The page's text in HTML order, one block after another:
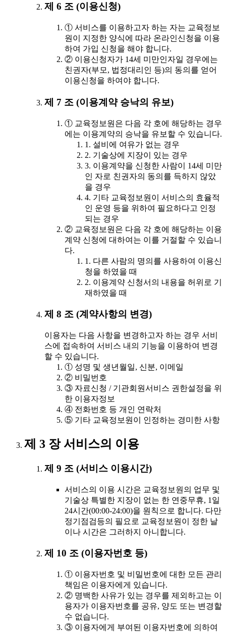
제 6 조 (이용신청)
① 서비스를 이용하고자 하는 자는 교육정보
원이 지정한 양식에 따라 온라인신청을 이용
하여 가입 신청을 해야 합니다.
② 이용신청자가 14세 미만인자일 경우에는
친권자(부모, 법정대리인 등)의 동의를 얻어
이용신청을 하여야 합니다.
제 7 조 (이용계약 승낙의 유보)
① 교육정보원은 다음 각 호에 해당하는 경우
에는 이용계약의 승낙을 유보할 수 있습니다.
1. 설비에 여유가 없는 경우
2. 기술상에 지장이 있는 경우
3. 이용계약을 신청한 사람이 14세 미만
인 자로 친권자의 동의를 득하지 않았
을 경우
4. 기타 교육정보원이 서비스의 효율적
인 운영 등을 위하여 필요하다고 인정
되는 경우
② 교육정보원은 다음 각 호에 해당하는 이용
계약 신청에 대하여는 이를 거절할 수 있습니
다.
1. 다른 사람의 명의를 사용하여 이용신
청을 하였을 때
2. 이용계약 신청서의 내용을 허위로 기
재하였을 때
제 8 조 (계약사항의 변경)
이용자는 다음 사항을 변경하고자 하는 경우 서비
스에 접속하여 서비스 내의 기능을 이용하여 변경
할 수 있습니다.
① 성명 및 생년월일, 신분, 이메일
② 비밀번호
③ 자료신청 / 기관회원서비스 권한설정을 위
한 이용자정보
④ 전화번호 등 개인 연락처
⑤ 기타 교육정보원이 인정하는 경미한 사항
제 3 장 서비스의 이용
제 9 조 (서비스 이용시간)
서비스의 이용 시간은 교육정보원의 업무 및
기술상 특별한 지장이 없는 한 연중무휴, 1일
24시간(00:00-24:00)을 원칙으로 합니다. 다만
정기점검등의 필요로 교육정보원이 정한 날
이나 시간은 그러하지 아니합니다.
제 10 조 (이용자번호 등)
① 이용자번호 및 비밀번호에 대한 모든 관리
책임은 이용자에게 있습니다.
② 명백한 사유가 있는 경우를 제외하고는 이
용자가 이용자번호를 공유, 양도 또는 변경할
수 없습니다.
③ 이용자에게 부여된 이용자번호에 의하여